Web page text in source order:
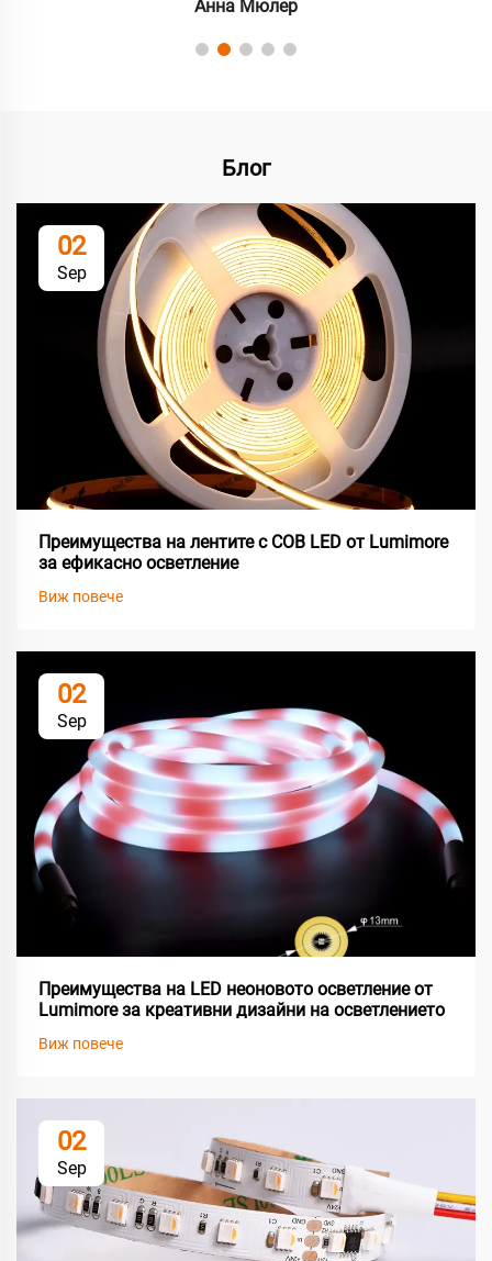
Анна Мюлер
Блог
02
Sep
Преимущества на лентите с COB LED от Lumimore
за ефикасно осветление
Виж повече
02
Sep
Преимущества на LED неоновото осветление от
Lumimore за креативни дизайни на осветлението
Виж повече
02
Sep